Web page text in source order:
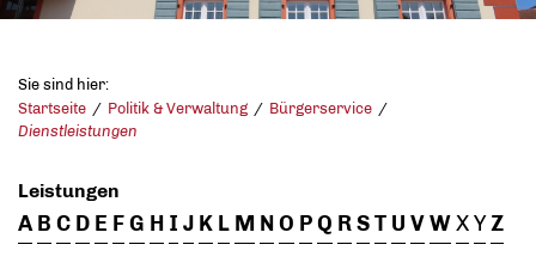
Sie sind hier:
Startseite
Politik & Verwaltung
Bürgerservice
Dienstleistungen
Leistungen
A B C D E FG H I J K L M NO PQ RST U VWXYZ